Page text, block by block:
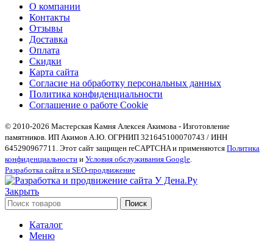
О компании
Контакты
Отзывы
Доставка
Оплата
Скидки
Карта сайта
Согласие на обработку персональных данных
Политика конфиденциальности
Соглашение о работе Cookie
© 2010-2026 Мастерская Камня Алексея Акимова - Изготовление
памятников. ИП Акимов А.Ю. ОГРНИП 321645100070743 / ИНН
645290967711. Этот сайт защищен reCAPTCHA и применяются Политика
конфиденциальности и Условия обслуживания Google
Разработка сайта и SEO-продвижение
Закрыть
Поиск
Каталог
Меню